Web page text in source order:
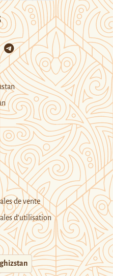
de vente
d’utilisation